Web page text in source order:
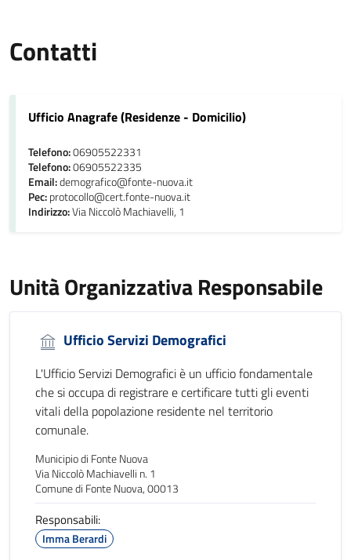
Contatti
Ufficio Anagrafe (Residenze - Domicilio)
Telefono:06905522331
Telefono:06905522335
Email:demografico@fonte-nuova.it
Pec:protocollo@cert.fonte-nuova.it
Indirizzo:Via Niccolò Machiavelli, 1
Unità Organizzativa Responsabile
Ufficio Servizi Demografici
L'Ufficio Servizi Demografici è un ufficio fondamentale
che si occupa di registrare e certificare tutti gli eventi
vitali della popolazione residente nel territorio
comunale.
Municipio di Fonte Nuova
Via Niccolò Machiavelli n. 1
Comune di Fonte Nuova, 00013
Responsabili:
Imma Berardi